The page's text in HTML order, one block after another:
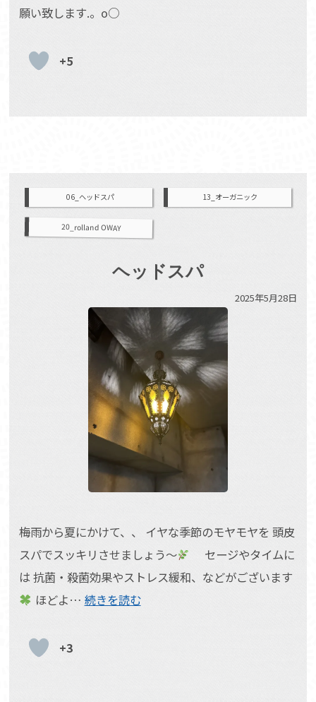
願い致します.。o○
+5
06_ヘッドスパ 13_オーガニック
20_rolland OWAY
ヘッドスパ
2025年5月28日
梅雨から夏にかけて、、 イヤな季節のモヤモヤを 頭皮
スパでスッキリさせましょう〜
セージやタイムに
は 抗菌・殺菌効果やストレス緩和、などがございます
ほどよ… 続きを読む
+3